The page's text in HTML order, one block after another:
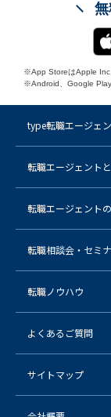
※App StoreはApple Inc.
※Android、Google Play
type転職エージェ
転職エージェント
転職エージェント
転職相談会・セミ
転職ノウハウ
よくあるご質問
サイトマップ